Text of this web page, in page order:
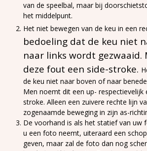
van de speelbal, maar bij
het middelpunt.
Het niet bewegen van de keu in een
bedoeling dat de keu niet
naar links wordt gezwaaid.
deze fout een side-stroke.
de keu niet naar boven of naar
Men noemt dit een up- respectievelijk
stroke. Alleen een zuivere rechte lijn
zogenaamde beweging in zijn as-
De voorhand is als het statief van uw
u een foto neemt, uiteraard een
geven, maar zal de foto dan nog